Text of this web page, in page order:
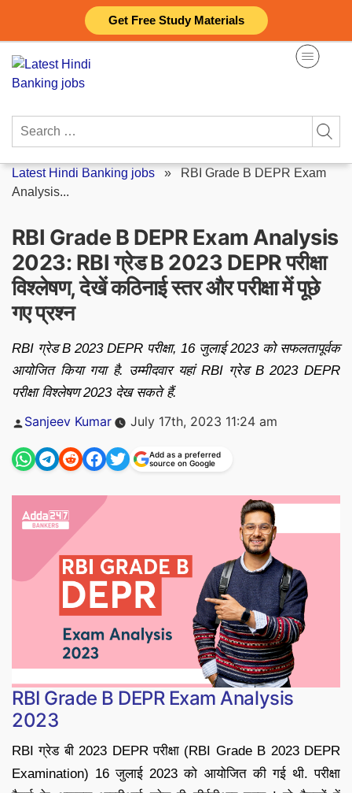
Get Free Study Materials
content
Search
Latest Hindi Banking jobs » RBI Grade B DEPR Exam
Analysis...
RBI Grade B DEPR Exam Analysis
2023: RBI ग्रेड B 2023 DEPR परीक्षा
विश्लेषण, देखें कठिनाई स्तर और परीक्षा में पूछे
गए प्रश्न
RBI ग्रेड B 2023 DEPR परीक्षा, 16 जुलाई 2023 को सफलतापूर्वक
आयोजित किया गया है. उम्मीदवार यहां RBI ग्रेड B 2023 DEPR
परीक्षा विश्लेषण 2023 देख सकते हैं.
Posted
Sanjeev Kumar July 17th, 2023 11:24 am
Add as a preferred
source on Google
RBI Grade B DEPR Exam Analysis
2023
RBI ग्रेड बी 2023 DEPR परीक्षा (RBI Grade B 2023 DEPR
Examination) 16 जुलाई 2023 को आयोजित की गई थी. परीक्षा